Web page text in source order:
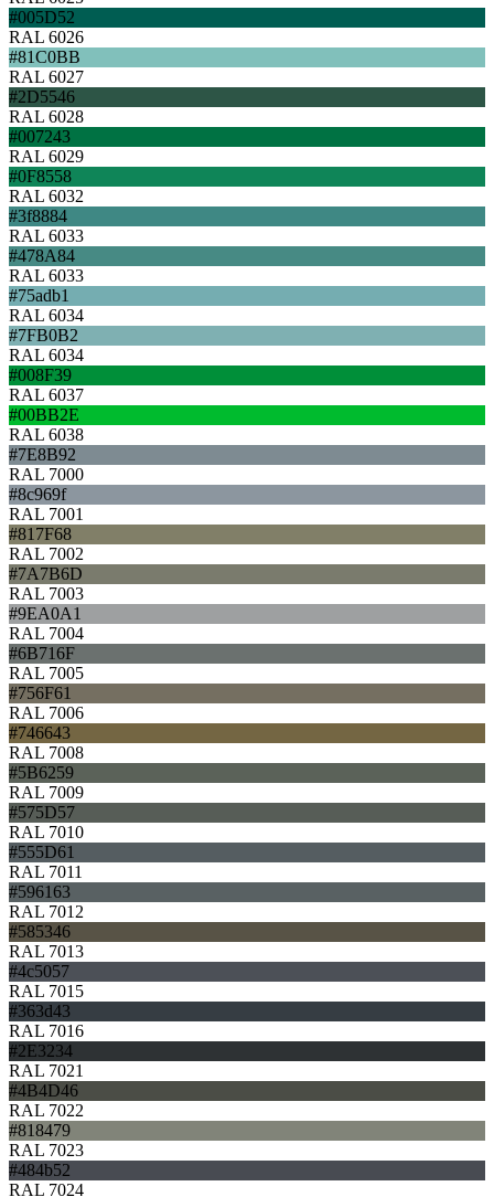
#005D52
RAL 6026
#81C0BB
RAL 6027
#2D5546
RAL 6028
#007243
RAL 6029
#0F8558
RAL 6032
#3f8884
RAL 6033
#478A84
RAL 6033
#75adb1
RAL 6034
#7FB0B2
RAL 6034
#008F39
RAL 6037
#00BB2E
RAL 6038
#7E8B92
RAL 7000
#8c969f
RAL 7001
#817F68
RAL 7002
#7A7B6D
RAL 7003
#9EA0A1
RAL 7004
#6B716F
RAL 7005
#756F61
RAL 7006
#746643
RAL 7008
#5B6259
RAL 7009
#575D57
RAL 7010
#555D61
RAL 7011
#596163
RAL 7012
#585346
RAL 7013
#4c5057
RAL 7015
#363d43
RAL 7016
#2E3234
RAL 7021
#4B4D46
RAL 7022
#818479
RAL 7023
#484b52
RAL 7024